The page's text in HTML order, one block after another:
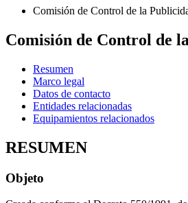
Comisión de Control de la
Comisión de Control de
Resumen
Marco legal
Datos de contacto
Entidades relacionadas
Equipamientos relacionados
RESUMEN
Objeto